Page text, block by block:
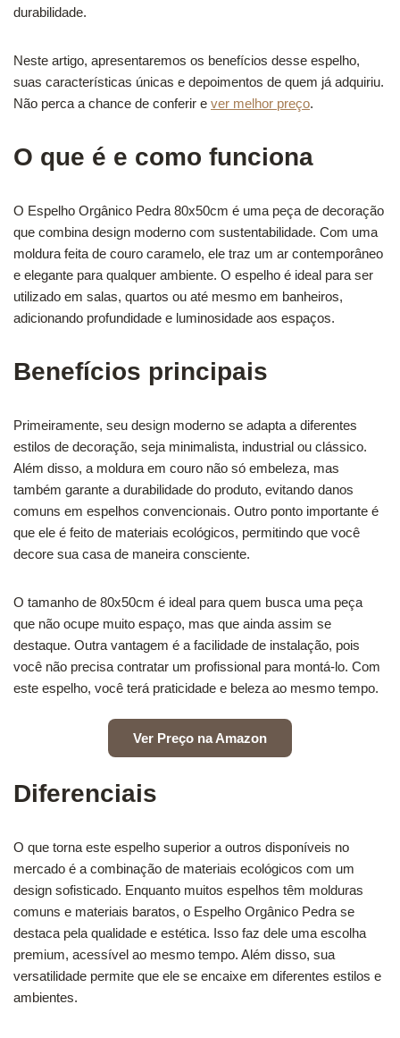
durabilidade.
Neste artigo, apresentaremos os benefícios desse espelho,
suas características únicas e depoimentos de quem já adquiriu.
Não perca a chance de conferir e ver melhor preço.
O que é e como funciona
O Espelho Orgânico Pedra 80x50cm é uma peça de decoração
que combina design moderno com sustentabilidade. Com uma
moldura feita de couro caramelo, ele traz um ar contemporâneo
e elegante para qualquer ambiente. O espelho é ideal para ser
utilizado em salas, quartos ou até mesmo em banheiros,
adicionando profundidade e luminosidade aos espaços.
Benefícios principais
Primeiramente, seu design moderno se adapta a diferentes
estilos de decoração, seja minimalista, industrial ou clássico.
Além disso, a moldura em couro não só embeleza, mas
também garante a durabilidade do produto, evitando danos
comuns em espelhos convencionais. Outro ponto importante é
que ele é feito de materiais ecológicos, permitindo que você
decore sua casa de maneira consciente.
O tamanho de 80x50cm é ideal para quem busca uma peça
que não ocupe muito espaço, mas que ainda assim se
destaque. Outra vantagem é a facilidade de instalação, pois
você não precisa contratar um profissional para montá-lo. Com
este espelho, você terá praticidade e beleza ao mesmo tempo.
Ver Preço na Amazon
Diferenciais
O que torna este espelho superior a outros disponíveis no
mercado é a combinação de materiais ecológicos com um
design sofisticado. Enquanto muitos espelhos têm molduras
comuns e materiais baratos, o Espelho Orgânico Pedra se
destaca pela qualidade e estética. Isso faz dele uma escolha
premium, acessível ao mesmo tempo. Além disso, sua
versatilidade permite que ele se encaixe em diferentes estilos e
ambientes.